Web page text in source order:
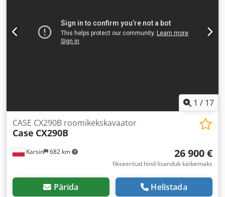
1 / 17
Karsin 682 km
CASE CX290B roomikekskavaator
Case CX290B
26 900 €
fikseeritud hind lisandub käibemaks
Pärida Helistada